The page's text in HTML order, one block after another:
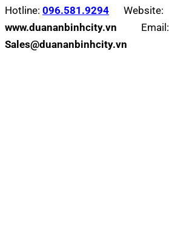
Hotline: 096.581.9294
Website:
www.duananbinhcity.vn Email:
Sales@duananbinhcity.vn